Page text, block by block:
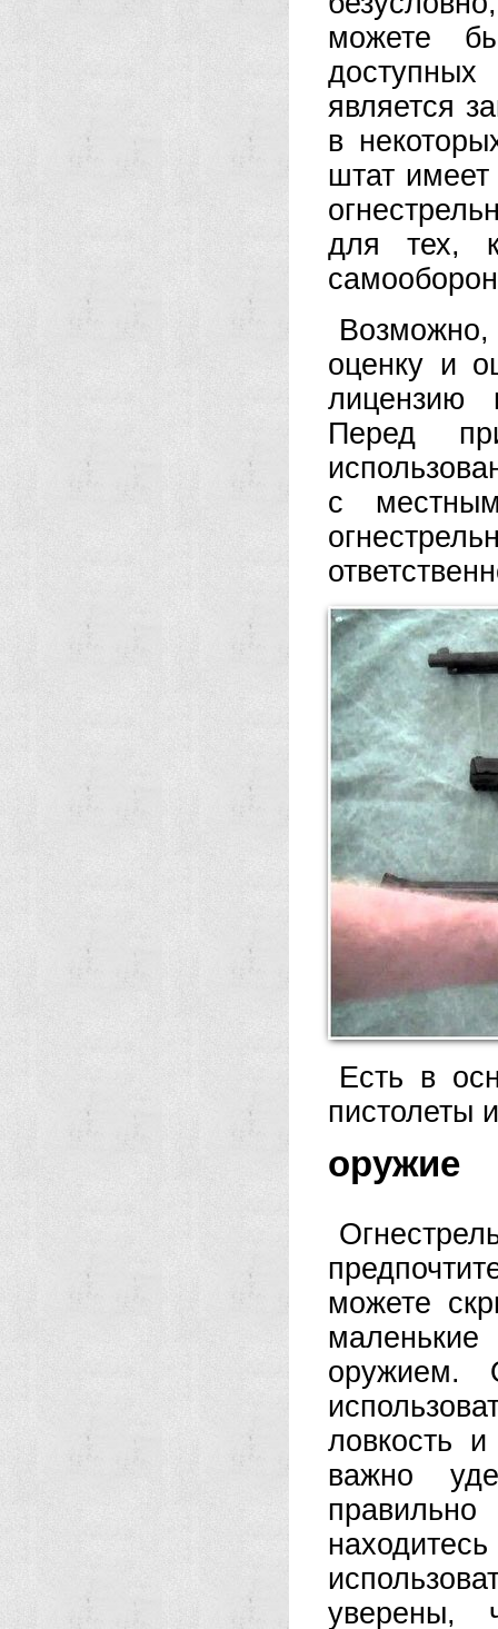
можете
является
в
штат
для тех,
оценку и
лицензию
Перед
с
Есть в
пистолеты
оружие
можете
оружием.
ловкость
важно
уверены,